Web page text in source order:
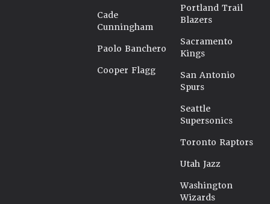
Cade
Cunningham
Paolo Banchero
Cooper Flagg
Portland Trail
Blazers
Sacramento
Kings
San Antonio
Spurs
Seattle
Supersonics
Toronto Raptors
Utah Jazz
Washington
Wizards